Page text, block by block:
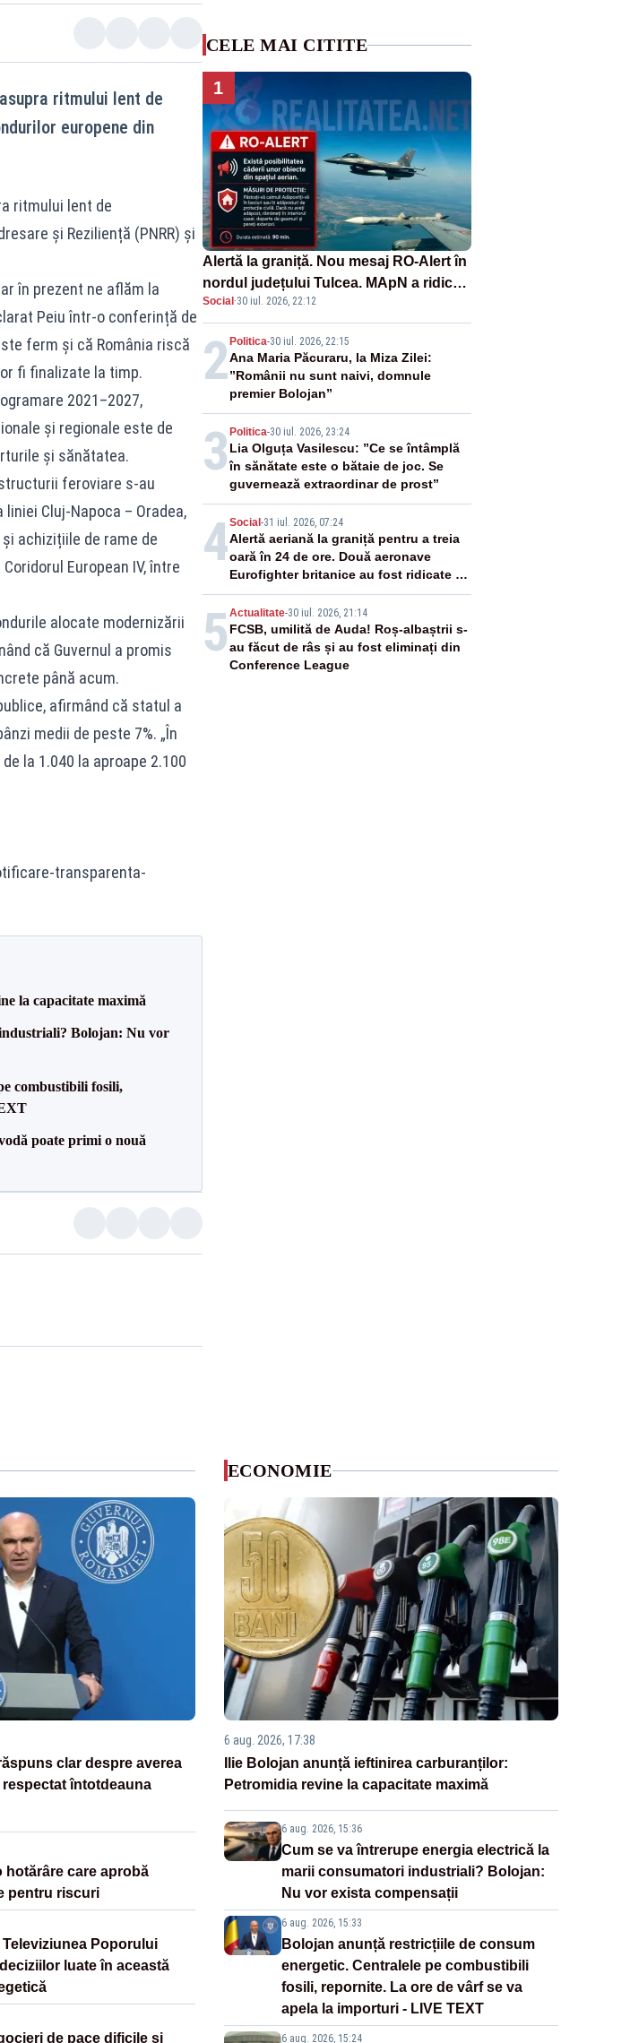
ritmului lent de
europene din
ritmului lent de
și Reziliență (PNRR) și
în prezent ne aflăm la
Peiu într-o conferință de
ferm și că România riscă
fi finalizate la timp.
2021–2027,
și regionale este de
și sănătatea.
feroviare s-au
Cluj-Napoca – Oradea,
achizițiile de rame de
European IV, între
alocate modernizării
că Guvernul a promis
până acum.
afirmând că statul a
medii de peste 7%. „În
la 1.040 la aproape 2.100
transparenta-
la capacitate maximă
Bolojan: Nu vor
combustibili fosili,
poate primi o nouă
CELE MAI CITITE
1
Alertă la graniță. Nou mesaj RO-Alert în
nordul județului Tulcea. MApN a ridicat
de la sol două avioane F-16
Social ·30 iul. 2026, 22:12
2 Politica-30 iul. 2026, 22:15
Ana Maria Păcuraru, la Miza Zilei:
”Românii nu sunt naivi, domnule
premier Bolojan”
3 Politica-30 iul. 2026, 23:24
Lia Olguța Vasilescu: ”Ce se întâmplă
în sănătate este o bătaie de joc. Se
guvernează extraordinar de prost”
4Social -31 iul. 2026, 07:24
Alertă aeriană la graniță pentru a treia
oară în 24 de ore. Două aeronave
Eurofighter britanice au fost ridicate de
la sol
5 Actualitate-30 iul. 2026, 21:14
FCSB, umilită de Auda! Roș-albaștrii s-
au făcut de râs și au fost eliminați din
Conference League
clar despre averea
întotdeauna
hotărâre care aprobă
pentru riscuri
Poporului
luate în această
de pace dificile și
ECONOMIE
6 aug. 2026, 17:38
Ilie Bolojan anunță ieftinirea carburanților:
Petromidia revine la capacitate maximă
6 aug. 2026, 15:36
Cum se va întrerupe energia electrică la
marii consumatori industriali? Bolojan:
Nu vor exista compensații
6 aug. 2026, 15:33
Bolojan anunță restricțiile de consum
energetic. Centralele pe combustibili
fosili, repornite. La ore de vârf se va
apela la importuri - LIVE TEXT
6 aug. 2026, 15:24